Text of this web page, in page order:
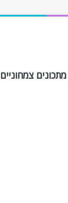
מתכונים צמחוניים